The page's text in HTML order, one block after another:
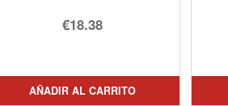
€18.38
AÑADIR AL CARRITO